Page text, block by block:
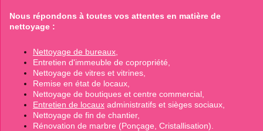
Nous répondons à toutes vos attentes en matière de
nettoyage :
Nettoyage de bureaux
Entretien d'immeuble de copropriété,
Nettoyage de vitres et vitrines,
Remise en état de locaux,
Nettoyage de boutiques et centre commercial,
Entretien de locaux administratifs et sièges sociaux,
Nettoyage de fin de chantier,
Rénovation de marbre (Ponçage, Cristallisation).